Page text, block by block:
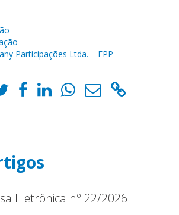
Participações Ltda. – EPP
Eletrônica nº 22/2026